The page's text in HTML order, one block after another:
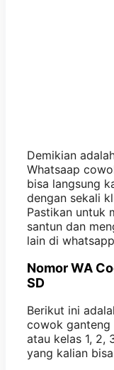
Demikian
Whatsaap
bisa langsung
dengan sekali
Pastikan untuk
santun dan
lain di
Nomor WA
SD
Berikut ini
cowok ganteng
atau kelas 1, 2,
yang kalian